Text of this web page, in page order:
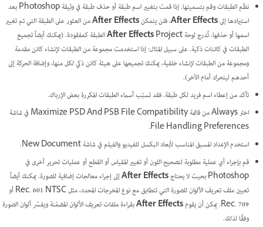
نظّم الطبقات وقم بتسميتها. إذا قمت بتغيير اسم طبقة أو حذف طبقة في وثيقة Photoshop بعد
استيرادها إلىAfter Effects، فلن يتمكنAfter Effectsمن العثور على الطبقة التي تم تغيير
اسمها أو حذفها. تُدرج لوحة
After EffectsProject الطبقة كمفقودة. (يمكنك أيضاً تجميع
الطبقات في كائنات ذكية. على سبيل المثال: إذا استخدمت مجموعة من الطبقات لإنشاء كائن مقدمة
ومجموعة من الطبقات لإنشاء خلفية، يمكنك تجميعها على هيئة كائن ذكي لكل منها، وإضافة الحركة إلى
أحدهم ليتحرك أمام الآخر).
تأكد من إعطاء اسم فريد لكل طبقة. فقد تسبّب أسماء الطبقات المكررة بعض الإرباك.
اختر Always من قائمة Maximize PSD And PSB File Compatibility في شاشة
File Handling Preferences.
استخدم الإعداد المسبق المناسب لأبعاد البكسل للفيديو والفيلم في شاشة New Document.
قم بإجراء أي عملية مطلوبة لتصحيح اللون أو تغيير المقياس أو القطع أو عمليات تحرير أخرى في
Photoshop بحيث لا يحتاج
After Effectsإلى إجراء معالجات إضافية للصورة. يمكنك أيضاً
تعيين ملف تعريف الألوان للصورة التي تتطابق مع نوع المخرجات المحدد، مثل Rec. 601 NTSC أو
Rec. 709. يمكن أن يقوم
After Effectsبقراءة ملفات تعريف الألوان المضمّنة ويفسّر ألوان الصورة
وفقًا لذلك.